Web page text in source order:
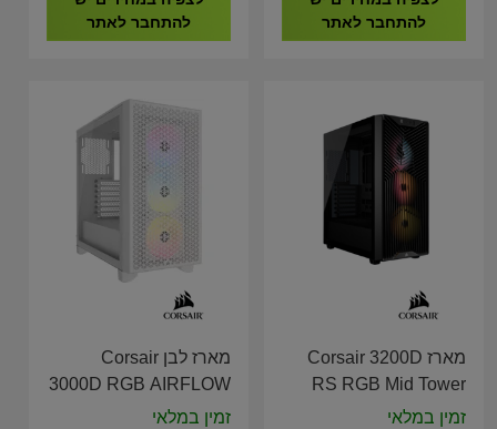
להתחבר לאתר
להתחבר לאתר
מארז Corsair 3200D
RS RGB Mid Tower
CASE Black CC-
זמין במלאי
מארז לבן Corsair
3000D RGB AIRFLOW
Mid Tower CASE
זמין במלאי